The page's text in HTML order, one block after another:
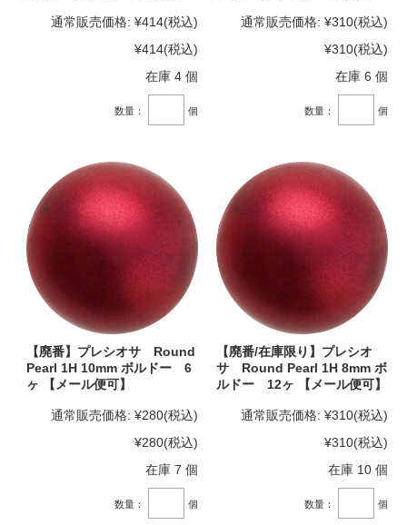
通常販売価格: ¥414(税込)
¥414(税込)
在庫 4 個
数量： 個
通常販売価格: ¥310(税込)
¥310(税込)
在庫 6 個
数量： 個
【廃番】プレシオサ Round
Pearl 1H 10mm ボルドー 6
ヶ 【メール便可】
通常販売価格: ¥280(税込)
¥280(税込)
在庫 7 個
数量： 個
【廃番/在庫限り】プレシオ
サ Round Pearl 1H 8mm ボ
ルドー 12ヶ 【メール便可】
通常販売価格: ¥310(税込)
¥310(税込)
在庫 10 個
数量： 個